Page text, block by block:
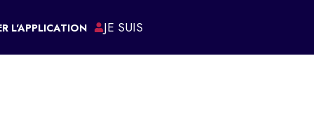
L'APPLICATION JE SUIS